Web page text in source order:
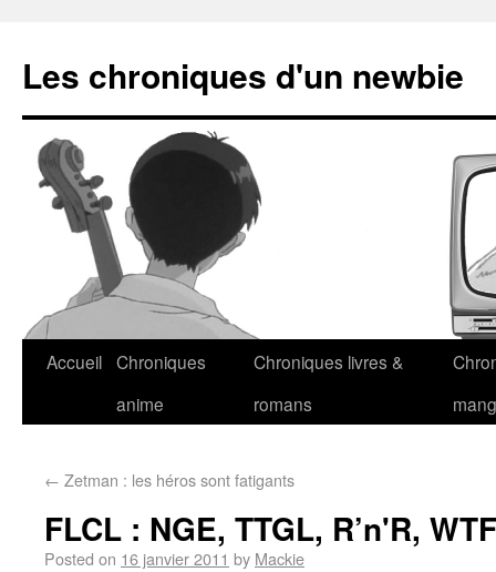
Les chroniques d'un newbie
Accueil Chroniques
anime
Chroniques livres &
romans
← Zetman : les héros sont fatigants
FLCL : NGE, TTGL, R’n'R, WTF
Posted on 16 janvier 2011 by Mackie